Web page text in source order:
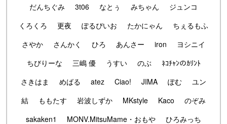
だんちぐみ
3t06 なとぅ みちゃん
ジュンコ
くろくろ
更夜 ぽるぴいお たかにゃん
ちぇるもふ
さやか
さんかく ひろ あんさー iron
ヨシニイ
ちびりーな
三嶋 優 うすい のぶ
ﾈｺﾁｬﾝのｶﾘﾝﾄ
さきはま
めばる atez Ciao! JIMA ぽむ
ユン
結
ももたす 岩波しずか MKstyle Kaco
のぞみ
sakaken1
MONV.MitsuMame・おもや
ひろみっち